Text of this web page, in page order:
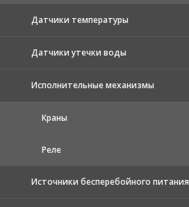
Датчики температуры
Датчики утечки воды
Исполнительные механизмы
Краны
Реле
Источники бесперебойного питания